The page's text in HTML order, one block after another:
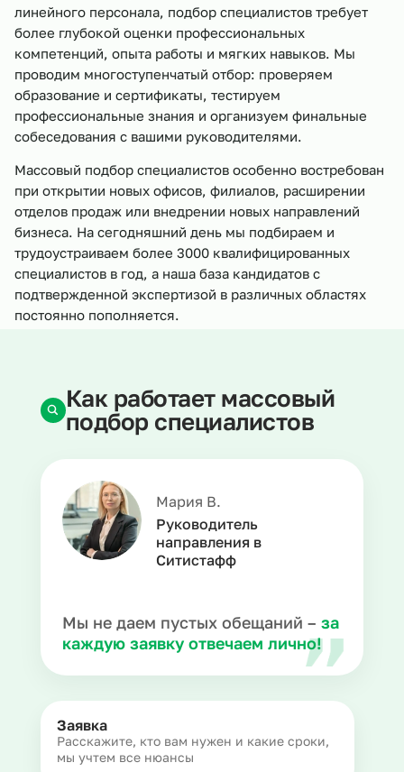
линейного персонала, подбор специалистов требует
более глубокой оценки профессиональных
компетенций, опыта работы и мягких навыков. Мы
проводим многоступенчатый отбор: проверяем
образование и сертификаты, тестируем
профессиональные знания и организуем финальные
собеседования с вашими руководителями.
Массовый подбор специалистов особенно востребован
при открытии новых офисов, филиалов, расширении
отделов продаж или внедрении новых направлений
бизнеса. На сегодняшний день мы подбираем и
трудоустраиваем более 3000 квалифицированных
специалистов в год, а наша база кандидатов с
подтвержденной экспертизой в различных областях
постоянно пополняется.
Мария В.
Руководитель
направления в
Ситистафф
Мы не даем пустых обещаний – за
каждую заявку отвечаем лично!
Как работает массовый
подбор специалистов
Заявка
Расскажите, кто вам нужен и какие сроки,
мы учтем все нюансы